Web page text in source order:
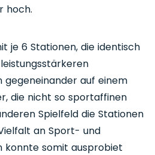
hoch.
je 6 Stationen, die identisch
gegeneinander auf einem
die nicht so sportaffinen
Spielfeld die Stationen
an Sport- und
konnte somit ausprobiet